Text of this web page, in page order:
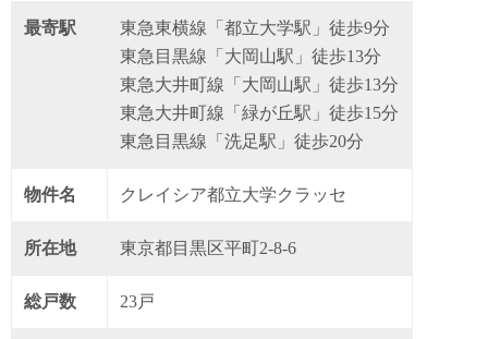
最寄駅
東急東横線「都立大学駅」徒歩9分
東急目黒線「大岡山駅」徒歩13分
東急大井町線「大岡山駅」徒歩13分
東急大井町線「緑が丘駅」徒歩15分
東急目黒線「洗足駅」徒歩20分
物件名 クレイシア都立大学クラッセ
所在地 東京都目黒区平町2-8-6
総戸数 23戸